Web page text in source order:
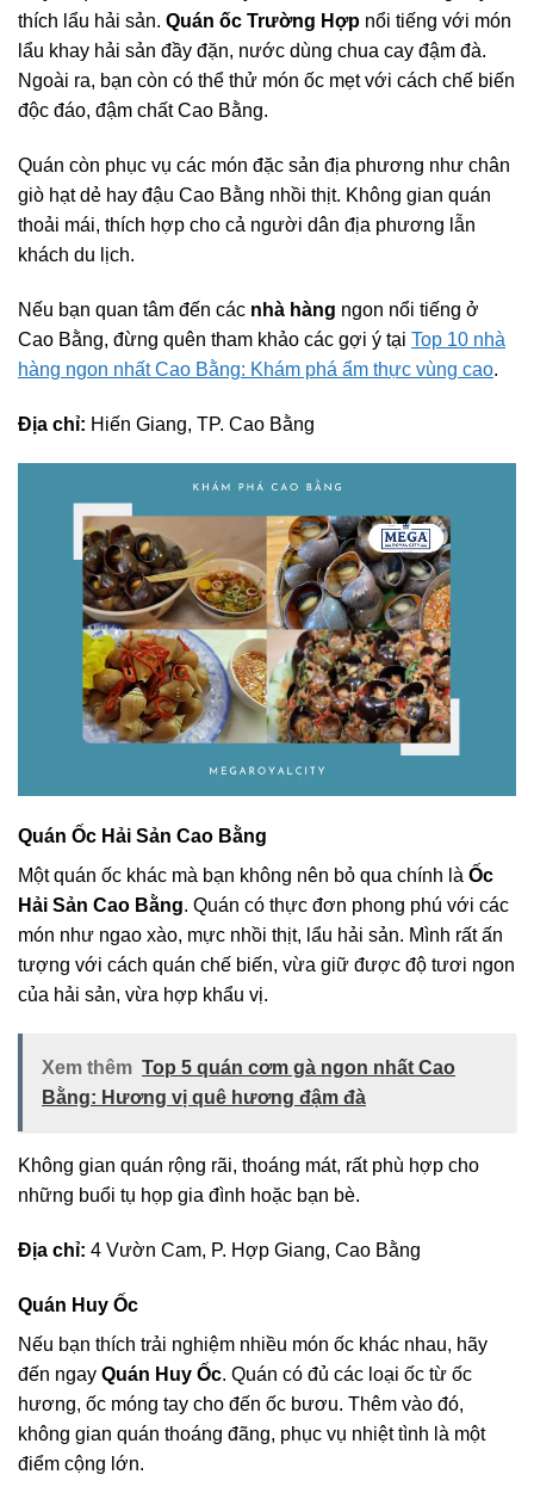
thích lẩu hải sản. Quán ốc Trường Hợp nổi tiếng với món
lẩu khay hải sản đầy đặn, nước dùng chua cay đậm đà.
Ngoài ra, bạn còn có thể thử món ốc mẹt với cách chế biến
độc đáo, đậm chất Cao Bằng.
Quán còn phục vụ các món đặc sản địa phương như chân
giò hạt dẻ hay đậu Cao Bằng nhồi thịt. Không gian quán
thoải mái, thích hợp cho cả người dân địa phương lẫn
khách du lịch.
Nếu bạn quan tâm đến các nhà hàng ngon nổi tiếng ở
Cao Bằng, đừng quên tham khảo các gợi ý tại Top 10 nhà
hàng ngon nhất Cao Bằng: Khám phá ẩm thực vùng cao.
Địa chỉ: Hiến Giang, TP. Cao Bằng
Quán Ốc Hải Sản Cao Bằng
Một quán ốc khác mà bạn không nên bỏ qua chính là Ốc
Hải Sản Cao Bằng. Quán có thực đơn phong phú với các
món như ngao xào, mực nhồi thịt, lẩu hải sản. Mình rất ấn
tượng với cách quán chế biến, vừa giữ được độ tươi ngon
của hải sản, vừa hợp khẩu vị.
Xem thêm Top 5 quán cơm gà ngon nhất Cao
Bằng: Hương vị quê hương đậm đà
Không gian quán rộng rãi, thoáng mát, rất phù hợp cho
những buổi tụ họp gia đình hoặc bạn bè.
Địa chỉ: 4 Vườn Cam, P. Hợp Giang, Cao Bằng
Quán Huy Ốc
Nếu bạn thích trải nghiệm nhiều món ốc khác nhau, hãy
đến ngay Quán Huy Ốc. Quán có đủ các loại ốc từ ốc
hương, ốc móng tay cho đến ốc bươu. Thêm vào đó,
không gian quán thoáng đãng, phục vụ nhiệt tình là một
điểm cộng lớn.